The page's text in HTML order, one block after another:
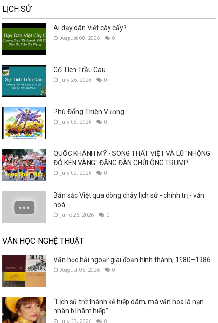
LỊCH SỬ
Ai dạy dân Việt cày cấy?
August 08, 2026 0
Cổ Tích Trầu Cau
July 26, 2026 0
Phù Đổng Thiên Vương
July 08, 2026 0
QUỐC KHÁNH MỸ - SONG THẤT VIỆT VÀ LŨ "NHỘNG
ĐỎ KÉN VÀNG" ĐĂNG ĐÀN CHỬI ÔNG TRUMP
July 02, 2026 0
Bản sắc Việt qua dòng chảy lịch sử - chính trị - văn
hoá
June 26, 2026 0
VĂN HỌC-NGHỆ THUẬT
Văn học hải ngoại: giai đoạn hình thành, 1980–1986
August 05, 2026 0
“Lịch sử trở thành kẻ hiếp dâm, mà văn hoá là nạn
nhân bị hãm hiếp”
July 23, 2026 0